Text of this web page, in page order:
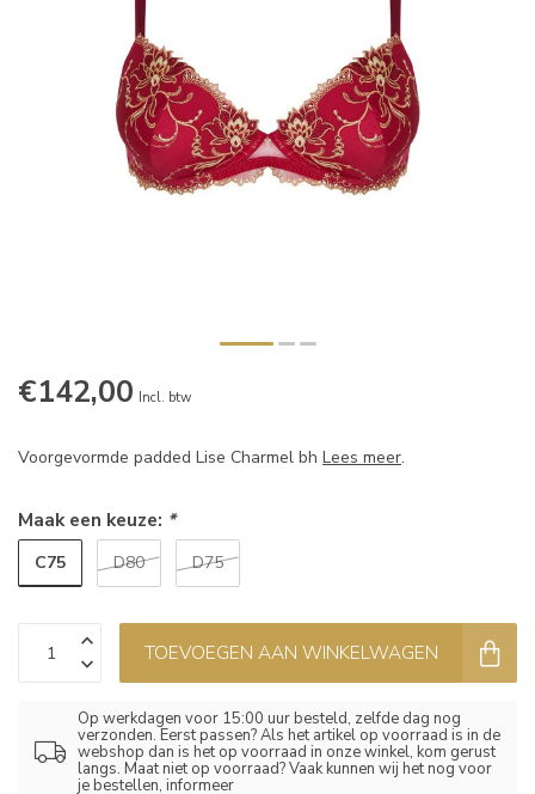
€142,00 Incl. btw
Voorgevormde padded Lise Charmel bh Lees meer.
Maak een keuze: *
C75 D80 D75
TOEVOEGEN AAN WINKELWAGEN
Op werkdagen voor 15:00 uur besteld, zelfde dag nog
verzonden. Eerst passen? Als het artikel op voorraad is in de
webshop dan is het op voorraad in onze winkel, kom gerust
langs. Maat niet op voorraad? Vaak kunnen wij het nog voor
je bestellen, informeer